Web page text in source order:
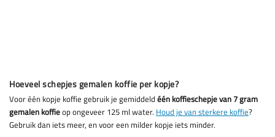
Hoeveel schepjes gemalen koffie per kopje?
Voor één kopje koffie gebruik je gemiddeld één koffieschepje van 7 gram
gemalen koffieop ongeveer 125 ml water. Houd je van sterkere koffie?
Gebruik dan iets meer, en voor een milder kopje iets minder.